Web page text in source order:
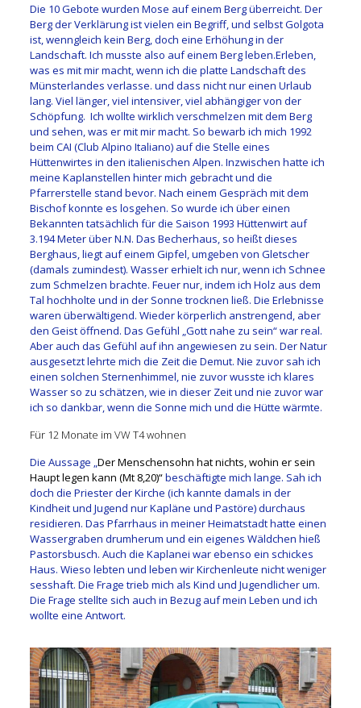
Die 10 Gebote wurden Mose auf einem Berg überreicht. Der
Berg der Verklärung ist vielen ein Begriff, und selbst Golgota
ist, wenngleich kein Berg, doch eine Erhöhung in der
Landschaft. Ich musste also auf einem Berg leben.Erleben,
was es mit mir macht, wenn ich die platte Landschaft des
Münsterlandes verlasse. und dass nicht nur einen Urlaub
lang. Viel länger, viel intensiver, viel abhängiger von der
Schöpfung. Ich wollte wirklich verschmelzen mit dem Berg
und sehen, was er mit mir macht. So bewarb ich mich 1992
beim CAI (Club Alpino Italiano) auf die Stelle eines
Hüttenwirtes in den italienischen Alpen. Inzwischen hatte ich
meine Kaplanstellen hinter mich gebracht und die
Pfarrerstelle stand bevor. Nach einem Gespräch mit dem
Bischof konnte es losgehen. So wurde ich über einen
Bekannten tatsächlich für die Saison 1993 Hüttenwirt auf
3.194 Meter über N.N. Das Becherhaus, so heißt dieses
Berghaus, liegt auf einem Gipfel, umgeben von Gletscher
(damals zumindest). Wasser erhielt ich nur, wenn ich Schnee
zum Schmelzen brachte. Feuer nur, indem ich Holz aus dem
Tal hochholte und in der Sonne trocknen ließ. Die Erlebnisse
waren überwältigend. Wieder körperlich anstrengend, aber
den Geist öffnend. Das Gefühl „Gott nahe zu sein“ war real.
Aber auch das Gefühl auf ihn angewiesen zu sein. Der Natur
ausgesetzt lehrte mich die Zeit die Demut. Nie zuvor sah ich
einen solchen Sternenhimmel, nie zuvor wusste ich klares
Wasser so zu schätzen, wie in dieser Zeit und nie zuvor war
ich so dankbar, wenn die Sonne mich und die Hütte wärmte.
Für 12 Monate im VW T4 wohnen
Die Aussage „ Der Menschensohn hat nichts, wohin er sein
Haupt legen kann (Mt 8,20)“beschäftigte mich lange. Sah ich
doch die Priester der Kirche (ich kannte damals in der
Kindheit und Jugend nur Kapläne und Pastöre) durchaus
residieren. Das Pfarrhaus in meiner Heimatstadt hatte einen
Wassergraben drumherum und ein eigenes Wäldchen hieß
Pastorsbusch. Auch die Kaplanei war ebenso ein schickes
Haus. Wieso lebten und leben wir Kirchenleute nicht weniger
sesshaft. Die Frage trieb mich als Kind und Jugendlicher um.
Die Frage stellte sich auch in Bezug auf mein Leben und ich
wollte eine Antwort.